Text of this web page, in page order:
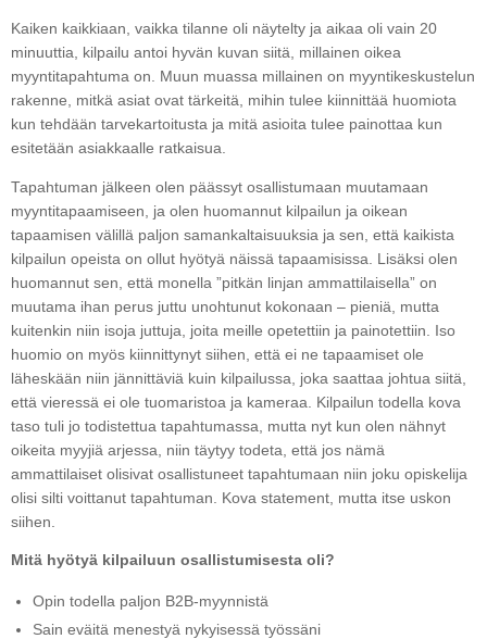
Kaiken kaikkiaan, vaikka tilanne oli näytelty ja aikaa oli vain 20
minuuttia, kilpailu antoi hyvän kuvan siitä, millainen oikea
myyntitapahtuma on. Muun muassa millainen on myyntikeskustelun
rakenne, mitkä asiat ovat tärkeitä, mihin tulee kiinnittää huomiota
kun tehdään tarvekartoitusta ja mitä asioita tulee painottaa kun
esitetään asiakkaalle ratkaisua.
Tapahtuman jälkeen olen päässyt osallistumaan muutamaan
myyntitapaamiseen, ja olen huomannut kilpailun ja oikean
tapaamisen välillä paljon samankaltaisuuksia ja sen, että kaikista
kilpailun opeista on ollut hyötyä näissä tapaamisissa. Lisäksi olen
huomannut sen, että monella ”pitkän linjan ammattilaisella” on
muutama ihan perus juttu unohtunut kokonaan – pieniä, mutta
kuitenkin niin isoja juttuja, joita meille opetettiin ja painotettiin. Iso
huomio on myös kiinnittynyt siihen, että ei ne tapaamiset ole
läheskään niin jännittäviä kuin kilpailussa, joka saattaa johtua siitä,
että vieressä ei ole tuomaristoa ja kameraa. Kilpailun todella kova
taso tuli jo todistettua tapahtumassa, mutta nyt kun olen nähnyt
oikeita myyjiä arjessa, niin täytyy todeta, että jos nämä
ammattilaiset olisivat osallistuneet tapahtumaan niin joku opiskelija
olisi silti voittanut tapahtuman. Kova statement, mutta itse uskon
siihen.
Mitä hyötyä kilpailuun osallistumisesta oli?
Opin todella paljon B2B-myynnistä
Sain eväitä menestyä nykyisessä työssäni